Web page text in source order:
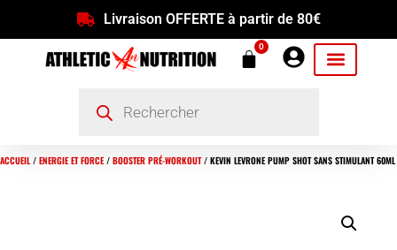
Livraison OFFERTE à partir de 80€
0
ACCUEIL/ ENERGIE ET FORCE/ BOOSTER PRÉ-WORKOUT/ KEVIN LEVRONE PUMP SHOT SANS STIMULANT 60ML